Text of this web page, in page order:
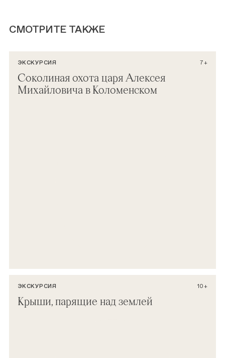
СМОТРИТЕ ТАКЖЕ
ЭКСКУРСИЯ 7+
Соколиная охота царя Алексея
Михайловича в Коломенском
ЭКСКУРСИЯ 10+
Крыши, парящие над землей